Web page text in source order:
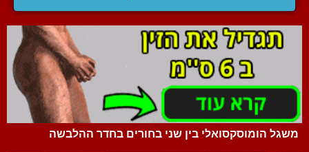
משגל הומוסקסואלי בין שני בחורים בחדר ההלבשה